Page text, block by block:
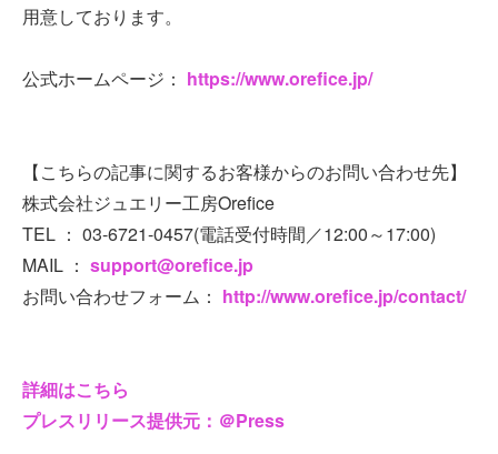
用意しております。
公式ホームページ： https://www.orefice.jp/
【こちらの記事に関するお客様からのお問い合わせ先】
株式会社ジュエリー工房Orefice
TEL ： 03-6721-0457(電話受付時間／12:00～17:00)
MAIL ： support@orefice.jp
お問い合わせフォーム： http://www.orefice.jp/contact/
詳細はこちら
プレスリリース提供元：＠Press